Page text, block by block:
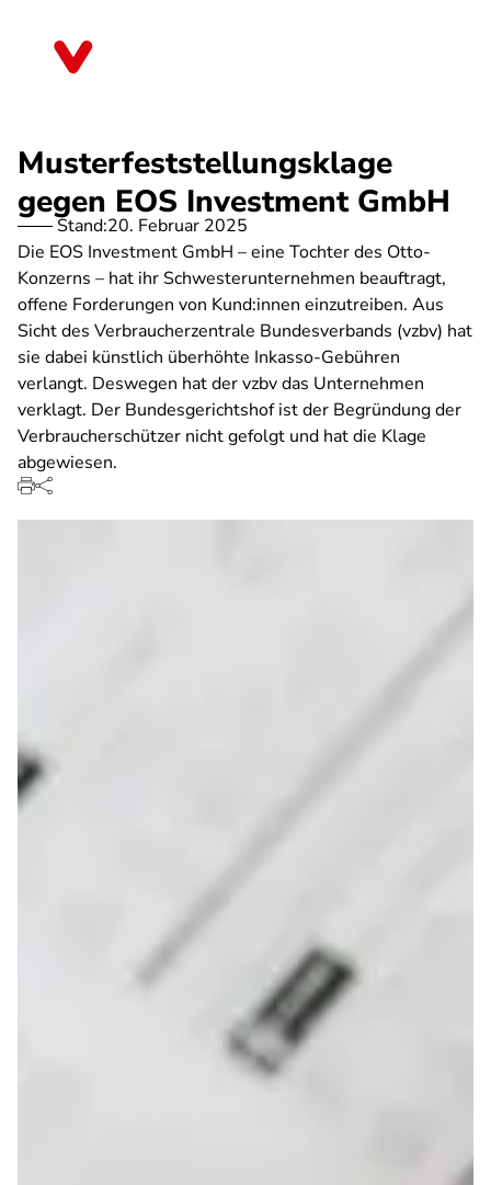
Musterfeststellungsklage
gegen EOS Investment GmbH
Stand:20. Februar 2025
Die EOS Investment GmbH – eine Tochter des Otto-
Konzerns – hat ihr Schwesterunternehmen beauftragt,
offene Forderungen von Kund:innen einzutreiben. Aus
Sicht des Verbraucherzentrale Bundesverbands (vzbv) hat
sie dabei künstlich überhöhte Inkasso-Gebühren
verlangt. Deswegen hat der vzbv das Unternehmen
verklagt. Der Bundesgerichtshof ist der Begründung der
Verbraucherschützer nicht gefolgt und hat die Klage
abgewiesen.